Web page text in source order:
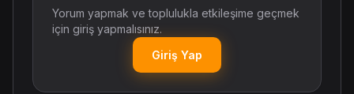
Yorum yapmak ve toplulukla etkileşime geçmek
için giriş yapmalısınız.
Giriş Yap